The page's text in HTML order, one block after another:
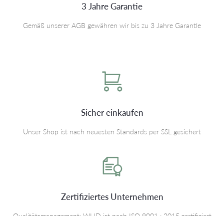
3 Jahre Garantie
Gemäß unserer AGB gewähren wir bis zu 3 Jahre Garantie
Sicher einkaufen
Unser Shop ist nach neuesten Standards per SSL gesichert
Zertifiziertes Unternehmen